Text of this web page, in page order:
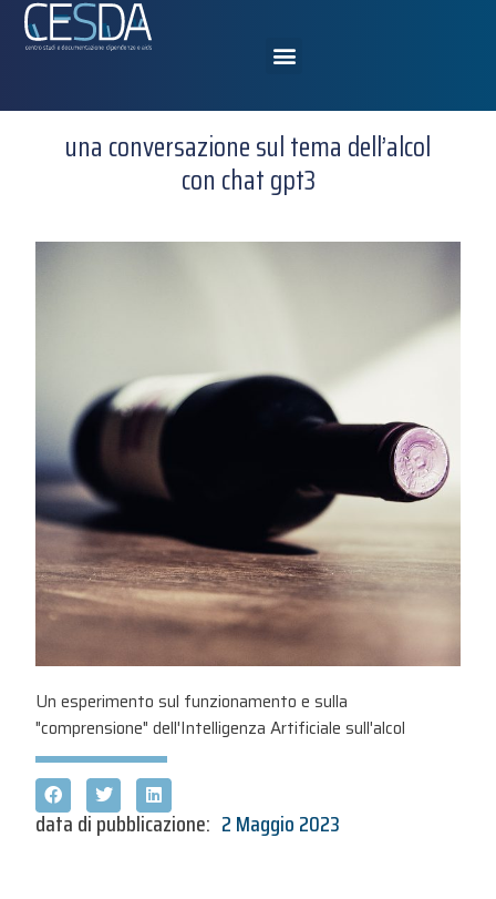
una conversazione sul tema dell’alcol
con chat gpt3
Un esperimento sul funzionamento e sulla
"comprensione" dell'Intelligenza Artificiale sull'alcol
data di pubblicazione: 2 Maggio 2023